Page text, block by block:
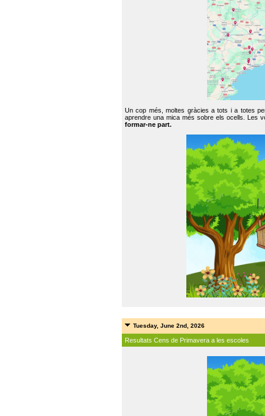
Un cop més, moltes gràcies a tots i a totes
aprendre una mica més sobre els ocells. Les
formar-ne part.
Tuesday, June 2nd, 2026
Resultats Cens de Primavera a les escoles